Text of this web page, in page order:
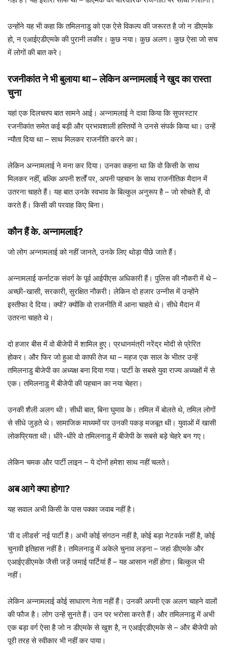
उन्होंने यह भी कहा कि तमिलनाडु को एक ऐसे विकल्प की जरूरत है जो न डीएमके
हो, न एआईएडीएमके की पुरानी लकीर। कुछ नया। कुछ अलग। कुछ ऐसा जो सच
में लोगों की बात करे।
रजनीकांत ने भी बुलाया था – लेकिन अन्नामलाई ने खुद का रास्ता
चुना
यहां एक दिलचस्प बात सामने आई। अन्नामलाई ने दावा किया कि सुपरस्टार
रजनीकांत समेत कई बड़ी और प्रभावशाली हस्तियों ने उनसे संपर्क किया था। उन्हें
न्यौता दिया था – साथ मिलकर राजनीति करने का।
लेकिन अन्नामलाई ने मना कर दिया। उनका कहना था कि वो किसी के साथ
मिलकर नहीं, बल्कि अपनी शर्तों पर, अपनी पहचान के साथ राजनीतिक मैदान में
उतरना चाहते हैं। यह बात उनके स्वभाव के बिल्कुल अनुरूप है – जो सोचते हैं, वो
करते हैं। किसी की परवाह किए बिना।
कौन हैं के. अन्नामलाई?
जो लोग अन्नामलाई को नहीं जानते, उनके लिए थोड़ा पीछे जाते हैं।
अन्नामलाई कर्नाटक संवर्ग के पूर्व आईपीएस अधिकारी हैं। पुलिस की नौकरी में थे –
अच्छी-खासी, सरकारी, सुरक्षित नौकरी। लेकिन दो हजार उन्नीस में उन्होंने
इस्तीफा दे दिया। क्यों? क्योंकि वो राजनीति में आना चाहते थे। सीधे मैदान में
उतरना चाहते थे।
दो हजार बीस में वो बीजेपी में शामिल हुए। प्रधानमंत्री नरेंद्र मोदी से प्रेरित
होकर। और फिर जो हुआ वो काफी तेज था – महज एक साल के भीतर उन्हें
तमिलनाडु बीजेपी का अध्यक्ष बना दिया गया। पार्टी के सबसे युवा राज्य अध्यक्षों में से
एक। तमिलनाडु में बीजेपी की पहचान का नया चेहरा।
उनकी शैली अलग थी। सीधी बात, बिना घुमाव के। तमिल में बोलते थे, तमिल लोगों
से सीधे जुड़ते थे। सामाजिक माध्यमों पर उनकी पकड़ मजबूत थी। युवाओं में खासी
लोकप्रियता थी। धीरे-धीरे वो तमिलनाडु में बीजेपी के सबसे बड़े चेहरे बन गए।
लेकिन चमक और पार्टी लाइन – ये दोनों हमेशा साथ नहीं चलते।
अब आगे क्या होगा?
यह सवाल अभी किसी के पास पक्का जवाब नहीं है।
‘वी द लीडर्स’ नई पार्टी है। अभी कोई संगठन नहीं है, कोई बड़ा नेटवर्क नहीं है, कोई
चुनावी इतिहास नहीं है। तमिलनाडु में अकेले चुनाव लड़ना – जहां डीएमके और
एआईएडीएमके जैसी जड़ें जमाई पार्टियां हैं – यह आसान नहीं होगा। बिल्कुल भी
नहीं।
लेकिन अन्नामलाई कोई साधारण नेता नहीं हैं। उनकी अपनी एक अलग चाहने वालों
की फौज है। लोग उन्हें सुनते हैं। उन पर भरोसा करते हैं। और तमिलनाडु में अभी
एक बड़ा वर्ग ऐसा है जो न डीएमके से खुश है, न एआईएडीएमके से – और बीजेपी को
पूरी तरह से स्वीकार भी नहीं कर पाया।